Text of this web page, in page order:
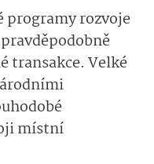
programy rozvoje
transakce. Velké
místní